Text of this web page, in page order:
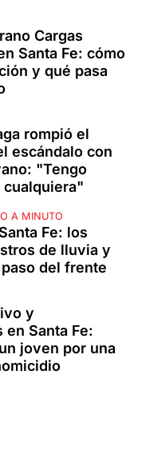
Cargas
Santa Fe: cómo
y qué pasa
rompió el
escándalo con
"Tengo
A MINUTO
Fe: los
de lluvia y
del frente
y
en Santa Fe:
joven por una